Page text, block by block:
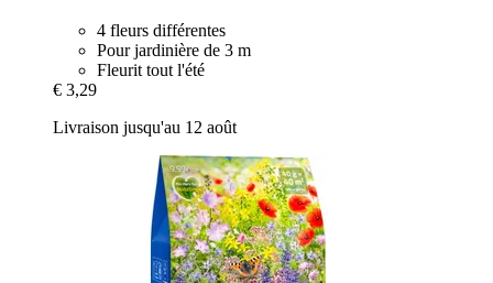
4 fleurs différentes
Pour jardinière de 3 m
Fleurit tout l'été
€ 3,29
Livraison jusqu'au 12 août